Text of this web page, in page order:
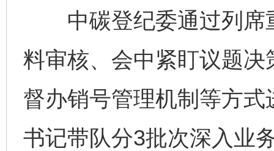
中碳登纪委通过列席
料审核、会中紧盯议题
督办销号管理机制等方
书记带队分3批次深入业